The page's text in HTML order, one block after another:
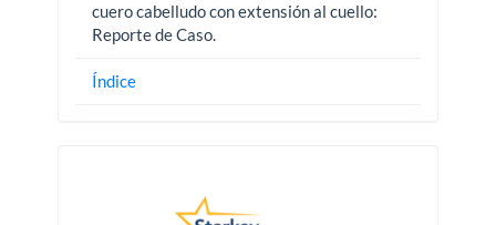
cuero cabelludo con extensión al cuello:
Reporte de Caso.
Índice